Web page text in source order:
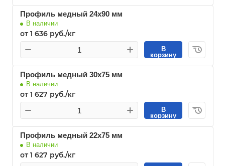
Профиль медный 24х90 мм
В наличии
от 1 636 руб./кг
В
корзину
Профиль медный 30х75 мм
В наличии
от 1 627 руб./кг
В
корзину
Профиль медный 22х75 мм
В наличии
от 1 627 руб./кг